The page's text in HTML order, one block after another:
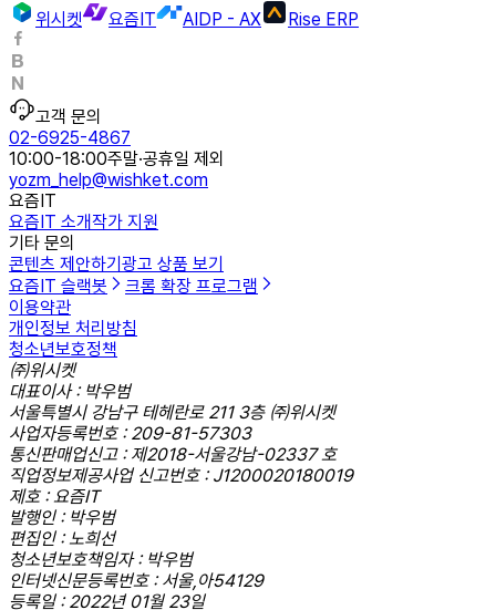
위시켓
요즘IT AIDP - AX Rise ERP
고객 문의
02-6925-4867
10:00-18:00주말·공휴일 제외
yozm_help@wishket.com
요즘IT
요즘IT 소개작가 지원
기타 문의
콘텐츠 제안하기광고 상품 보기
요즘IT 슬랙봇
크롬 확장 프로그램
이용약관
개인정보 처리방침
청소년보호정책
㈜위시켓
대표이사 : 박우범
서울특별시 강남구 테헤란로 211 3층 ㈜위시켓
사업자등록번호 : 209-81-57303
통신판매업신고 : 제2018-서울강남-02337 호
직업정보제공사업 신고번호 : J1200020180019
제호 : 요즘IT
발행인 : 박우범
편집인 : 노희선
청소년보호책임자 : 박우범
인터넷신문등록번호 : 서울,아54129
등록일 : 2022년 01월 23일